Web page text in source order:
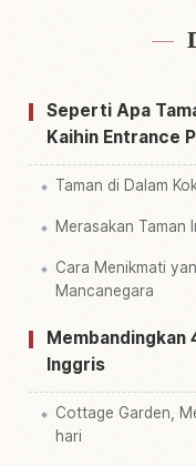
Cari penginapan
Cari aktivitas
Seperti Apa
Kaihin Entrance
Taman di Dalam
Merasakan Taman
Cara Menikmati
Mancanegara
Membandingkan
Inggris
Cottage Garden,
hari